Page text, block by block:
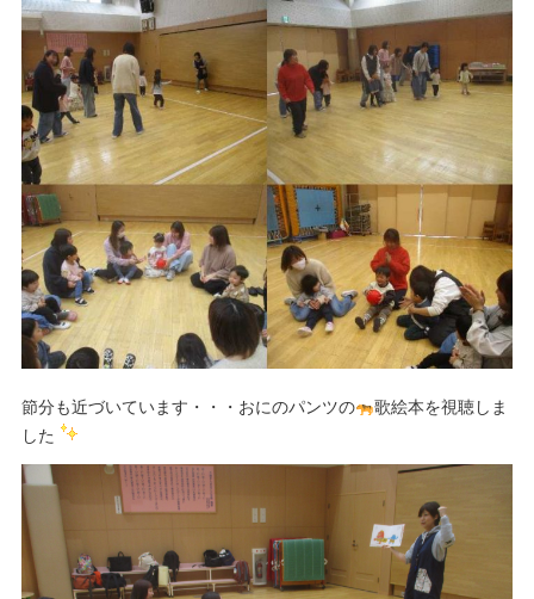
節分も近づいています・・・おにのパンツの
歌絵本を視聴しま
した